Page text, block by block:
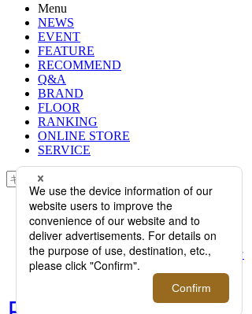
Menu
NEWS
EVENT
FEATURE
RECOMMEND
Q&A
BRAND
FLOOR
RANKING
ONLINE STORE
SERVICE
TOP
PHOTO
ローファーの季節がやって来た！
2022年春夏シーズン“JUST WANT”な
1足が大集結。
ローファーの季節がやって